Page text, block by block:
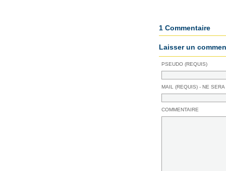
1 Commentaire
Laisser un
PSEUDO (REQUIS)
MAIL (REQUIS) - NE
COMMENTAIRE